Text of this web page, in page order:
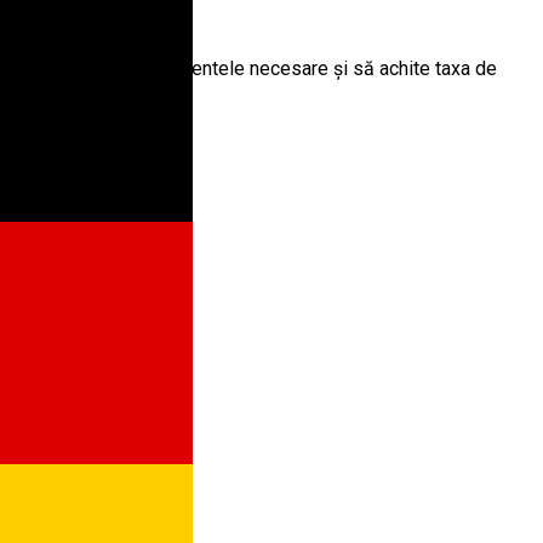
să depună documentele necesare și să achite taxa de
cererilor: